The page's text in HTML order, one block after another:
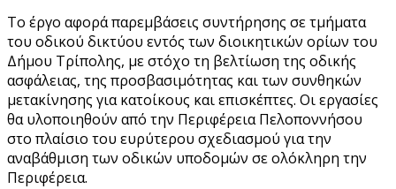
Το έργο αφορά παρεμβάσεις συντήρησης σε τμήματα
του οδικού δικτύου εντός των διοικητικών ορίων του
Δήμου Τρίπολης, με στόχο τη βελτίωση της οδικής
ασφάλειας, της προσβασιμότητας και των συνθηκών
μετακίνησης για κατοίκους και επισκέπτες. Οι εργασίες
θα υλοποιηθούν από την Περιφέρεια Πελοποννήσου
στο πλαίσιο του ευρύτερου σχεδιασμού για την
αναβάθμιση των οδικών υποδομών σε ολόκληρη την
Περιφέρεια.